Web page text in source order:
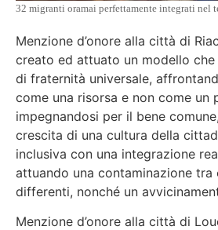
32 migranti oramai perfettamente integrati nel
Menzione d’onore alla città di
creato ed attuato un modello
di fraternità universale,
come una risorsa e non come un
impegnandosi per il bene
crescita di una cultura della
inclusiva con una integrazione
attuando una contaminazione
differenti, nonché un
Menzione d’onore alla città di